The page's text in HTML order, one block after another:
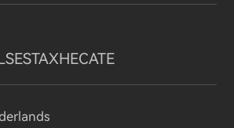
STAXHECATE